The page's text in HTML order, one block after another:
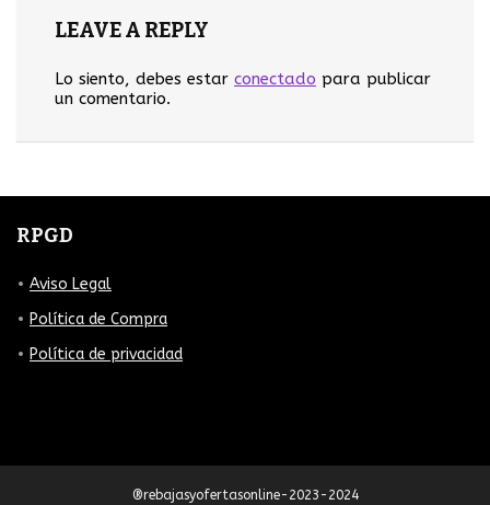
LEAVE A REPLY
Lo siento, debes estar conectado para publicar
un comentario.
RPGD
Aviso Legal
Política de Compra
Política de privacidad
®rebajasyofertasonline-2023-2024